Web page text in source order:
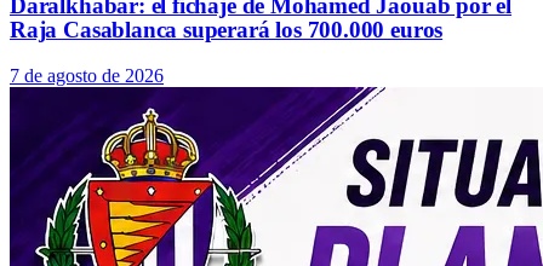
Daralkhabar: el fichaje de Mohamed Jaouab por el
Raja Casablanca superará los 700.000 euros
7 de agosto de 2026